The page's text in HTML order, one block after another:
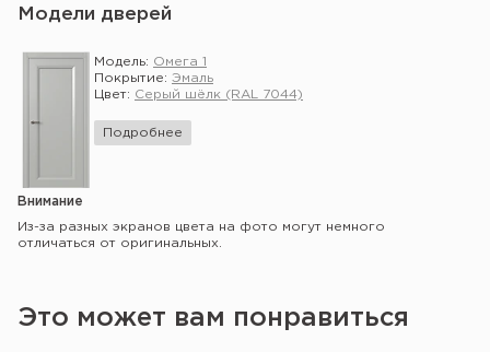
Модели дверей
Модель: Омега 1
Покрытие: Эмаль
Цвет: Серый шёлк (RAL 7044)
Подробнее
Внимание
Из-за разных экранов цвета на фото могут немного
отличаться от оригинальных.
Это может вам понравиться